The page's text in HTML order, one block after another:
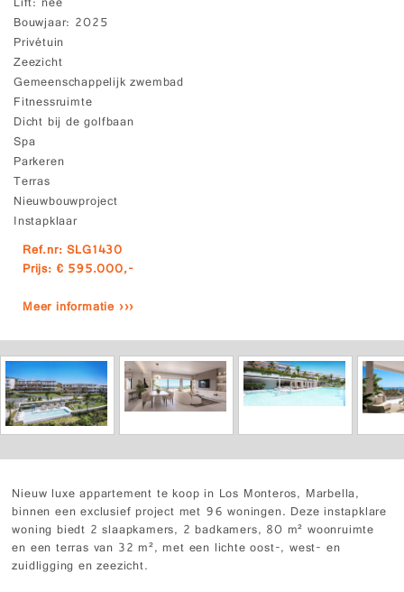
Bouwjaar 2025
Privétuin
Zeezicht
Gemeenschappelijk zwembad
Fitnessruimte
Dicht bij de golfbaan
Spa
Parkeren
Terras
Nieuwbouwproject
Instapklaar
Ref.nr: SLG1430
Prijs: € 595.000,-
Meer informatie ›››
Nieuw luxe appartement te koop in Los Monteros, Marbella,
binnen een exclusief project met 96 woningen. Deze instapklare
woning biedt 2 slaapkamers, 2 badkamers, 80 m² woonruimte
en een terras van 32 m², met een lichte oost-, west- en
zuidligging en zeezicht.